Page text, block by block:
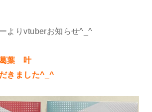
よりvtuberお知らせ^_^
葛葉 叶
きました^_^